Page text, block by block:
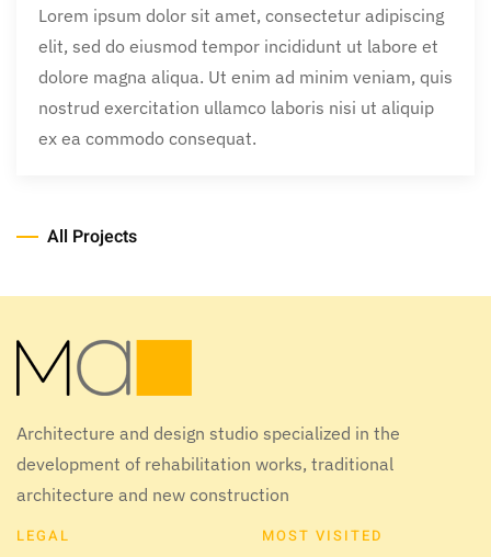
Lorem ipsum dolor sit amet, consectetur adipiscing
elit, sed do eiusmod tempor incididunt ut labore et
dolore magna aliqua. Ut enim ad minim veniam, quis
nostrud exercitation ullamco laboris nisi ut aliquip
ex ea commodo consequat.
All Projects
Architecture and design studio specialized in the
development of rehabilitation works, traditional
architecture and new construction
LEGAL MOST VISITED